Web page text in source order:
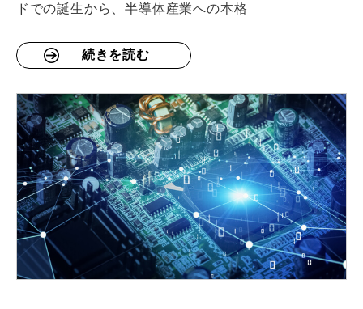
ドでの誕生から、半導体産業への本格
続きを読む